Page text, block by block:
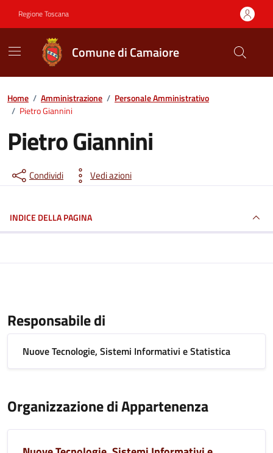
Regione Toscana
Comune di Camaiore
Contenuti in evidenza
Home / Amministrazione / Personale Amministrativo
/ Pietro Giannini
Pietro Giannini
Condividi Vedi azioni
INDICE DELLA PAGINA
Responsabile di
Nuove Tecnologie, Sistemi Informativi e Statistica
Organizzazione di Appartenenza